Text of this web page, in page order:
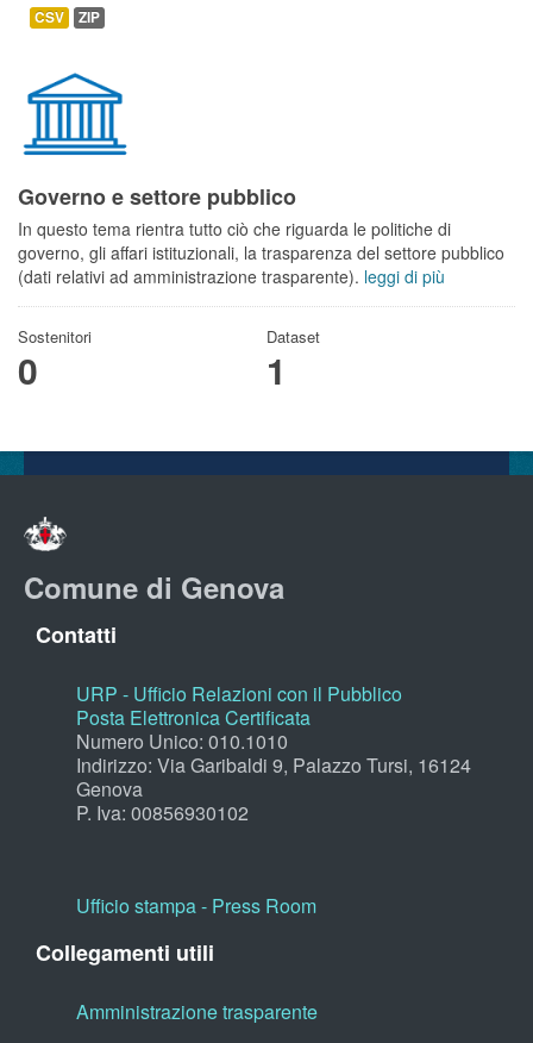
CSV ZIP
Governo e settore pubblico
In questo tema rientra tutto ciò che riguarda le politiche di
governo, gli affari istituzionali, la trasparenza del settore pubblico
(dati relativi ad amministrazione trasparente). leggi di più
Sostenitori
0
Dataset
1
Comune di Genova
Contatti
URP - Ufficio Relazioni con il Pubblico
Posta Elettronica Certificata
Numero Unico: 010.1010
Indirizzo: Via Garibaldi 9, Palazzo Tursi, 16124
Genova
P. Iva: 00856930102
Ufficio stampa - Press Room
Collegamenti utili
Amministrazione trasparente